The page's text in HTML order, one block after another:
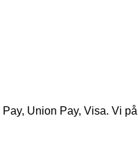
Union Pay, Visa. Vi